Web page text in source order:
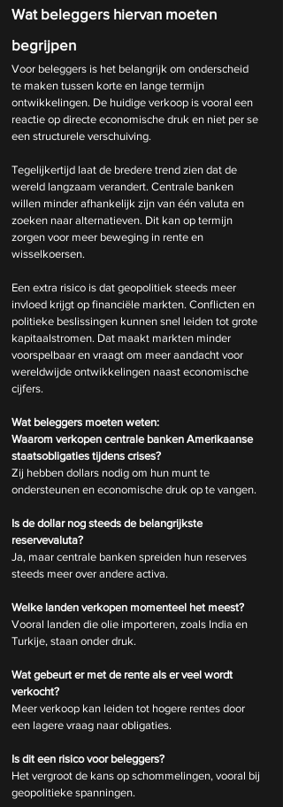
Wat beleggers hiervan moeten
begrijpen
Voor beleggers is het belangrijk om onderscheid
te maken tussen korte en lange termijn
ontwikkelingen. De huidige verkoop is vooral een
reactie op directe economische druk en niet per se
een structurele verschuiving.
Tegelijkertijd laat de bredere trend zien dat de
wereld langzaam verandert. Centrale banken
willen minder afhankelijk zijn van één valuta en
zoeken naar alternatieven. Dit kan op termijn
zorgen voor meer beweging in rente en
wisselkoersen.
Een extra risico is dat geopolitiek steeds meer
invloed krijgt op financiële markten. Conflicten en
politieke beslissingen kunnen snel leiden tot grote
kapitaalstromen. Dat maakt markten minder
voorspelbaar en vraagt om meer aandacht voor
wereldwijde ontwikkelingen naast economische
cijfers.
Wat beleggers moeten weten:
Waarom verkopen centrale banken Amerikaanse
staatsobligaties tijdens crises?
Zij hebben dollars nodig om hun munt te
ondersteunen en economische druk op te vangen.
Is de dollar nog steeds de belangrijkste
reservevaluta?
Ja, maar centrale banken spreiden hun reserves
steeds meer over andere activa.
Welke landen verkopen momenteel het meest?
Vooral landen die olie importeren, zoals India en
Turkije, staan onder druk.
Wat gebeurt er met de rente als er veel wordt
verkocht?
Meer verkoop kan leiden tot hogere rentes door
een lagere vraag naar obligaties.
Is dit een risico voor beleggers?
Het vergroot de kans op schommelingen, vooral bij
geopolitieke spanningen.